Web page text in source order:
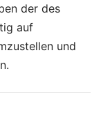
der des
auf
und